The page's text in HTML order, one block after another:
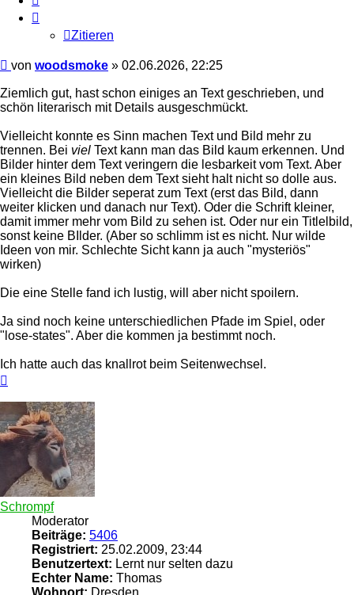
Zitieren
Beitrag
von woodsmoke » 02.06.2026, 22:25
Ziemlich gut, hast schon einiges an Text geschrieben, und
schön literarisch mit Details ausgeschmückt.
Vielleicht konnte es Sinn machen Text und Bild mehr zu
trennen. Bei viel Text kann man das Bild kaum erkennen. Und
Bilder hinter dem Text veringern die lesbarkeit vom Text. Aber
ein kleines Bild neben dem Text sieht halt nicht so dolle aus.
Vielleicht die Bilder seperat zum Text (erst das Bild, dann
weiter klicken und danach nur Text). Oder die Schrift kleiner,
damit immer mehr vom Bild zu sehen ist. Oder nur ein Titlelbild,
sonst keine BIlder. (Aber so schlimm ist es nicht. Nur wilde
Ideen von mir. Schlechte Sicht kann ja auch "mysteriös"
wirken)
Die eine Stelle fand ich lustig, will aber nicht spoilern.
Ja sind noch keine unterschiedlichen Pfade im Spiel, oder
"lose-states". Aber die kommen ja bestimmt noch.
Ich hatte auch das knallrot beim Seitenwechsel.
Schrompf
Moderator
Beiträge: 5406
Registriert: 25.02.2009, 23:44
Benutzertext: Lernt nur selten dazu
Echter Name: Thomas